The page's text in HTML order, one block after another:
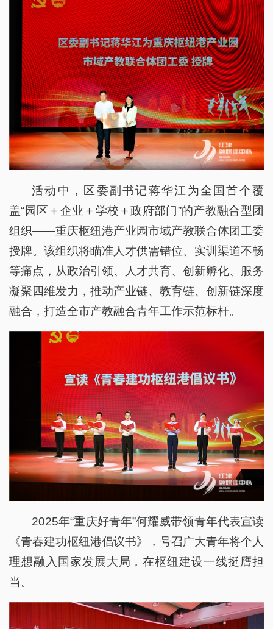
活动中，区委副书记蒋华江为全国首个覆
盖“园区＋企业＋学校＋政府部门”的产教融合型团
组织——重庆枢纽港产业园市域产教联合体团工委
授牌。该组织将瞄准人才供需错位、实训渠道不畅
等痛点，从政治引领、人才共育、创新孵化、服务
凝聚四维发力，推动产业链、教育链、创新链深度
融合，打造全市产教融合青年工作示范标杆。
2025年“重庆好青年”何耀威带领青年代表宣读
《青春建功枢纽港倡议书》，号召广大青年将个人
理想融入国家发展大局，在枢纽建设一线挺膺担
当。